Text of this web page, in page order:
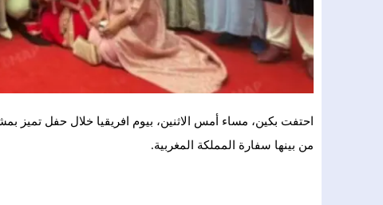
احتفت بكين، مساء أمس الاثنين، بيوم افريقيا خلال حفل تميز
من بينها سفارة المملكة المغربية.